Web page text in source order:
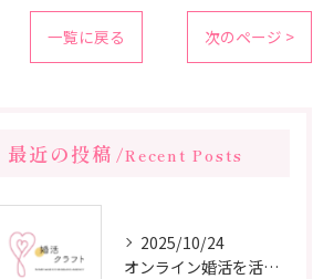
一覧に戻る 次のページ >
最近の投稿 Recent Posts
2025/10/24
オンライン婚活を活用した短期間成婚の秘訣